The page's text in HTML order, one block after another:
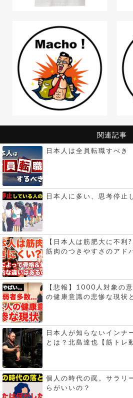
関連記事
日本人は全員転職すべき
日本人に多い、思考停止
【日本人は筋肥大に不
筋肉のつきやすさのアド
【悲報】1000人対象の
の健康意識の悲惨な現状
日本人が知らないインナ
とは？北島達也【筋トレ
個人の時代の罠。サラリ
らがいいの？